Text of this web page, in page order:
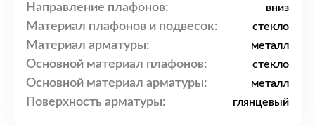
Направление плафонов: вниз
Материал плафонов и подвесок: стекло
Материал арматуры: металл
Основной материал плафонов: стекло
Основной материал арматуры: металл
Поверхность арматуры: глянцевый